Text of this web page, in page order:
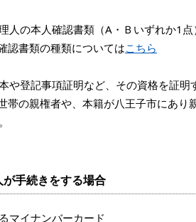
人の本人確認書類（A・Ｂいずれか1点
書類の種類についてはこちら
や登記事項証明など、その資格を証明
親権者や、本籍が八王子市にあり
手続きをする場合
マイナンバーカード